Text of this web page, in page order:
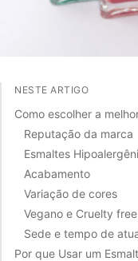
NESTE ARTIGO
Como escolher a
Reputação da marca
Esmaltes
Acabamento
Variação de cores
Vegano e Cruelty free
Sede e tempo de
Por que Usar um